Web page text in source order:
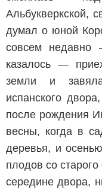
Альбукверкской,
думал о юной
совсем
казалось —
земли и
испанского
после рождения
весны, когда в
деревья, и
плодов со
середине двора,